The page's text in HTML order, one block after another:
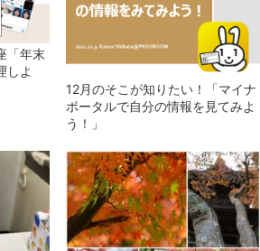
「年末
しよ
12月のそこが知りたい！「マイナ
ポータルで自分の情報を見てみよ
う！」